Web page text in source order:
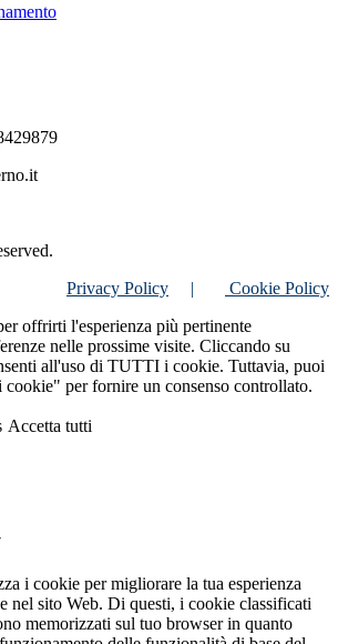
Privacy Policy |
Cookie Policy
offrirti l'esperienza più pertinente
nelle prossime visite. Cliccando su
all'uso di TUTTI i cookie. Tuttavia, puoi
per fornire un consenso controllato.
Accetta tutti
i cookie per migliorare la tua esperienza
nel sito Web. Di questi, i cookie classificati
memorizzati sul tuo browser in quanto